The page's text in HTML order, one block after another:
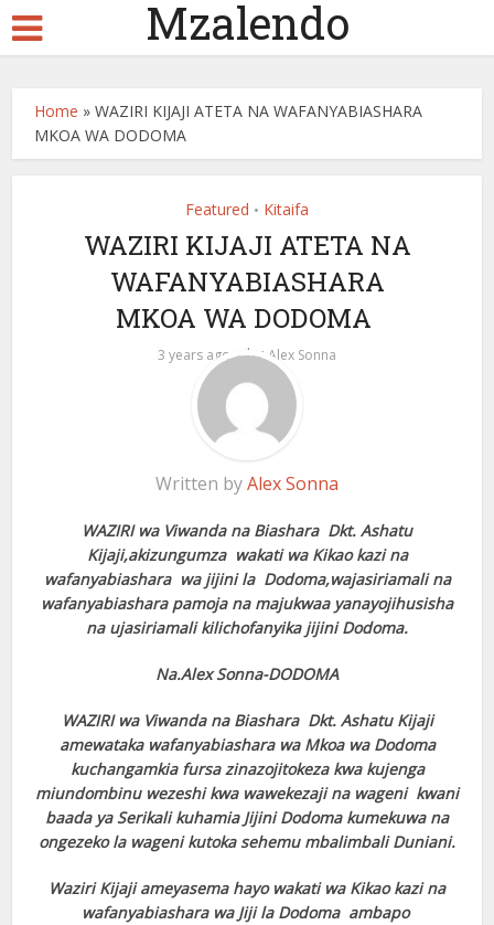
Mzalendo
Home »WAZIRI KIJAJI ATETA NA WAFANYABIASHARA
MKOA WA DODOMA
Featured • Kitaifa
WAZIRI KIJAJI ATETA NA
WAFANYABIASHARA
MKOA WA DODOMA
3 years ago by Alex Sonna
Written byAlex Sonna
WAZIRI wa Viwanda na Biashara Dkt. Ashatu
Kijaji,akizungumza wakati wa Kikao kazi na
wafanyabiashara wa jijini la Dodoma,wajasiriamali na
wafanyabiashara pamoja na majukwaa yanayojihusisha
na ujasiriamali kilichofanyika jijini Dodoma.
Na.Alex Sonna-DODOMA
WAZIRI wa Viwanda na Biashara Dkt. Ashatu Kijaji
amewataka wafanyabiashara wa Mkoa wa Dodoma
kuchangamkia fursa zinazojitokeza kwa kujenga
miundombinu wezeshi kwa wawekezaji na wageni kwani
baada ya Serikali kuhamia Jijini Dodoma kumekuwa na
ongezeko la wageni kutoka sehemu mbalimbali Duniani.
Waziri Kijaji ameyasema hayo wakati wa Kikao kazi na
wafanyabiashara wa Jiji la Dodoma ambapo